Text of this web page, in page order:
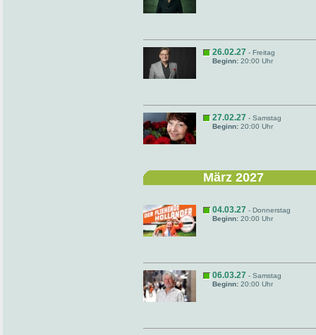
26.02.27 - Freitag
Beginn: 20:00 Uhr
27.02.27 - Samstag
Beginn: 20:00 Uhr
März 2027
04.03.27 - Donnerstag
Beginn: 20:00 Uhr
06.03.27 - Samstag
Beginn: 20:00 Uhr